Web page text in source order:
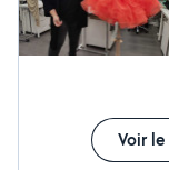
Voir